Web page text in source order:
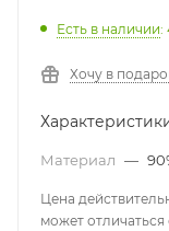
Есть в наличии:
Хочу в
Материал —
Цена
может отличаться